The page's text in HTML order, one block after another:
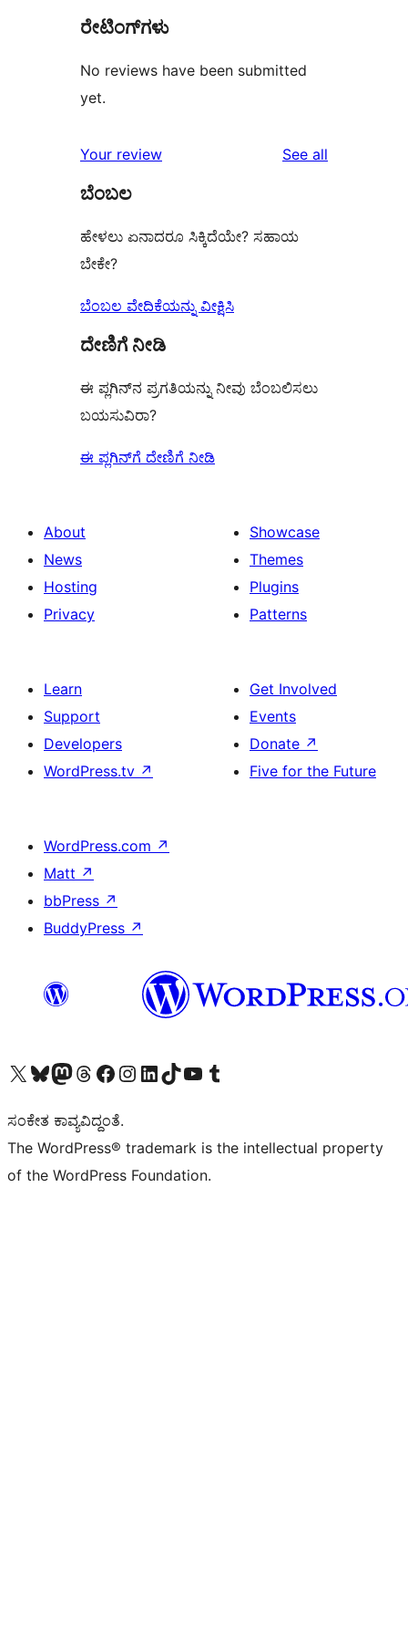
ರೇಟಿಂಗ್‌ಗಳು
No reviews have been submitted
yet.
Your review See all
ಬೆಂಬಲ
ಹೇಳಲು ಏನಾದರೂ ಸಿಕ್ಕಿದೆಯೇ? ಸಹಾಯ
ಬೇಕೇ?
ಬೆಂಬಲ ವೇದಿಕೆಯನ್ನು ವೀಕ್ಷಿಸಿ
ದೇಣಿಗೆ ನೀಡಿ
ಈ ಪ್ಲಗಿನ್‌ನ ಪ್ರಗತಿಯನ್ನು ನೀವು ಬೆಂಬಲಿಸಲು
ಬಯಸುವಿರಾ?
ಈ ಪ್ಲಗಿನ್‌ಗೆ ದೇಣಿಗೆ ನೀಡಿ
About
News
Hosting
Privacy
Showcase
Themes
Plugins
Patterns
Learn
Support
Developers
WordPress.tv ↗
Get Involved
Events
Donate ↗
Five for the Future
WordPress.com ↗
Matt ↗
bbPress ↗
BuddyPress ↗
Visit our X (formerly Twitter) account
Visit our Bluesky account
Visit our Mastodon account
Visit our Threads account
Visit our Facebook page
Visit our Instagram account
Visit our LinkedIn account
Visit our TikTok account
Visit our YouTube channel
Visit our Tumblr account
ಸಂಕೇತ ಕಾವ್ಯವಿದ್ದಂತೆ.
The WordPress® trademark is the intellectual property
of the WordPress Foundation.